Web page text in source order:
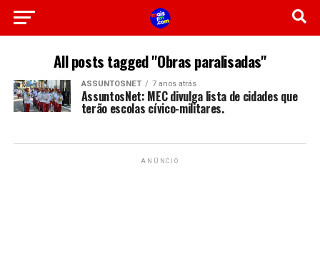
All posts tagged "Obras paralisadas"
ASSUNTOSNET 7 anos atrás
AssuntosNet: MEC divulga lista de cidades que
terão escolas cívico-militares.
ANÚNCIO